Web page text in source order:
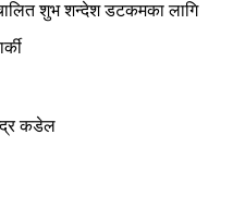
शुभ शन्देश डटकमका लागि
कडेल